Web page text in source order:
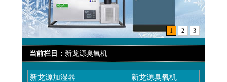
1 2 3
当前栏目： 新龙源臭氧机
新龙源加湿器
新龙源臭氧机